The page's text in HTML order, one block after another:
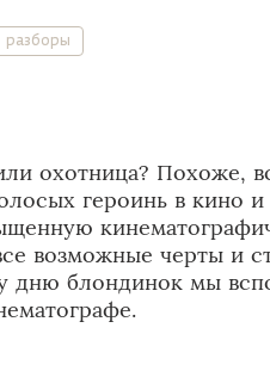
разборы
охотница? Похоже,
героинь в кино
возможные черты и
дню блондинок мы